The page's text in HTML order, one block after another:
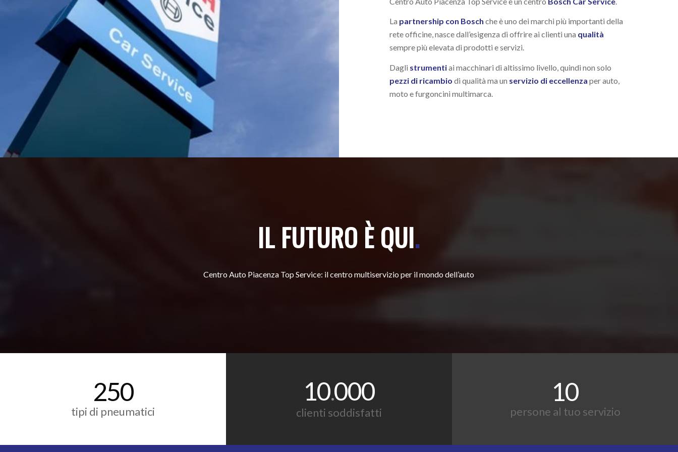
La partnership con Bosch che è uno dei marchi più importanti della
rete officine, nasce dall’esigenza di offrire ai clienti una qualità
sempre più elevata di prodotti e servizi.
Dagli strumentiai macchinari di altissimo livello, quindi non solo
pezzi di ricambio di qualità ma un servizio di eccellenza per auto,
moto e furgoncini multimarca.
IL FUTURO È QUI.
Centro Auto Piacenza Top Service: il centro multiservizio per il mondo dell’auto
250
tipi di pneumatici
10.000
clienti soddisfatti
10
persone al tuo servizio